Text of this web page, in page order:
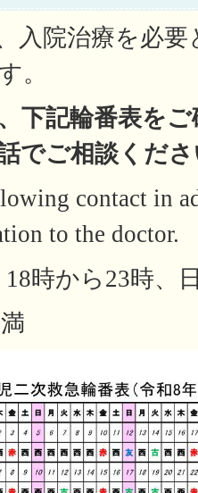
入院治療を必
。
下記輪番表を
でご相談くだ
contact in
to the doctor.
時から23時、